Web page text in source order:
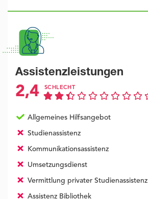
Assistenzleistungen
2,4 SCHLECHT
Allgemeines Hilfsangebot
Studienassistenz
Kommunikationsassistenz
Umsetzungsdienst
Vermittlung privater Studienassistenz
Assistenz Bibliothek